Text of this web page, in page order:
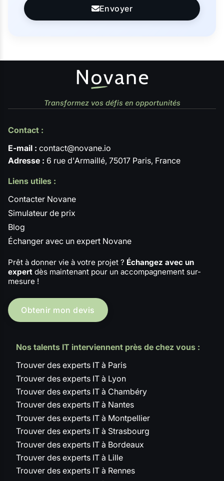
Envoyer
Transformez vos défis en opportunités
Contact :
E-mail : contact@novane.io
Adresse : 6 rue d'Armaillé, 75017 Paris, France
Liens utiles :
Contacter Novane
Simulateur de prix
Blog
Échanger avec un expert Novane
Prêt à donner vie à votre projet ? Échangez avec un
expert dès maintenant pour un accompagnement sur-
mesure !
Obtenir mon devis
Nos talents IT interviennent près de chez vous :
Trouver des experts IT à Paris
Trouver des experts IT à Lyon
Trouver des experts IT à Chambéry
Trouver des experts IT à Nantes
Trouver des experts IT à Montpellier
Trouver des experts IT à Strasbourg
Trouver des experts IT à Bordeaux
Trouver des experts IT à Lille
Trouver des experts IT à Rennes